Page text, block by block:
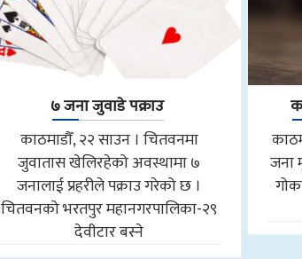
७ जना जुवाडे पक्राउ
काठमाडौँ, २२ साउन । चितवनमा
जुवातास खेलिरहेको अवस्थामा ७
जनालाई प्रहरीले पक्राउ गरेको छ ।
चितवनको भरतपुर महानगरपालिका-२९
देवीटार बस्ने
जना